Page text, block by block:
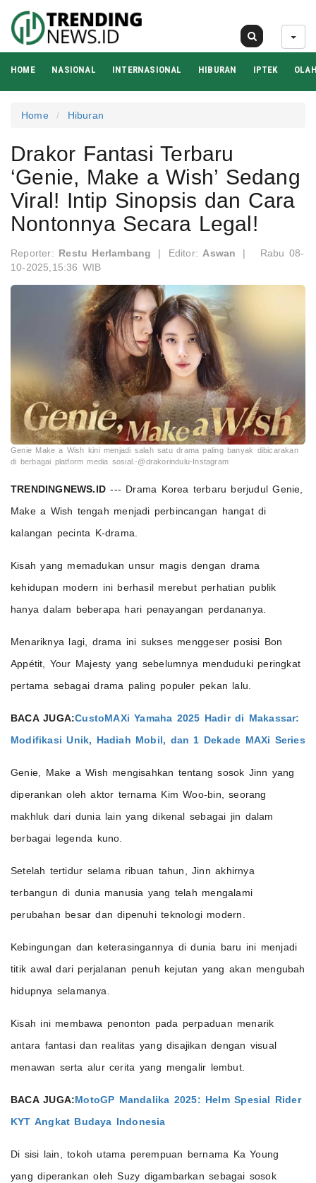
HOME NASIONAL INTERNASIONAL HIBURAN IPTEK
Home Hiburan
Drakor Fantasi Terbaru
‘Genie, Make a Wish’ Sedang
Viral! Intip Sinopsis dan Cara
Nontonnya Secara Legal!
Reporter: Restu Herlambang | Editor: Aswan |
Rabu 08-
10-2025,15:36 WIB
Genie Make a Wish kini menjadi salah satu drama paling banyak dibicarakan
di berbagai platform media sosial.-@drakorindulu-Instagram
TRENDINGNEWS.ID --- Drama Korea terbaru berjudul Genie,
Make a Wish tengah menjadi perbincangan hangat di
kalangan pecinta K-drama.
Kisah yang memadukan unsur magis dengan drama
kehidupan modern ini berhasil merebut perhatian publik
hanya dalam beberapa hari penayangan perdananya.
Menariknya lagi, drama ini sukses menggeser posisi Bon
Appétit, Your Majesty yang sebelumnya menduduki peringkat
pertama sebagai drama paling populer pekan lalu.
BACA JUGA:CustoMAXi Yamaha 2025 Hadir di Makassar:
Modifikasi Unik, Hadiah Mobil, dan 1 Dekade MAXi Series
Genie, Make a Wish mengisahkan tentang sosok Jinn yang
diperankan oleh aktor ternama Kim Woo-bin, seorang
makhluk dari dunia lain yang dikenal sebagai jin dalam
berbagai legenda kuno.
Setelah tertidur selama ribuan tahun, Jinn akhirnya
terbangun di dunia manusia yang telah mengalami
perubahan besar dan dipenuhi teknologi modern.
Kebingungan dan keterasingannya di dunia baru ini menjadi
titik awal dari perjalanan penuh kejutan yang akan mengubah
hidupnya selamanya.
Kisah ini membawa penonton pada perpaduan menarik
antara fantasi dan realitas yang disajikan dengan visual
menawan serta alur cerita yang mengalir lembut.
BACA JUGA:MotoGP Mandalika 2025: Helm Spesial Rider
KYT Angkat Budaya Indonesia
Di sisi lain, tokoh utama perempuan bernama Ka Young
yang diperankan oleh Suzy digambarkan sebagai sosok